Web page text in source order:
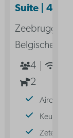
Suite | 4p
Zeebrugge,
Belgische
4
2
Keuken
Zetelbed